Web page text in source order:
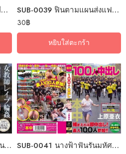
SUB-0038 หกเก้าท่าโปรดเมียโดดเล่นชู้ SUB-0039 ฟินตามแผนส่งแฟนให้อัด
30฿
หยิบใส่ตะกร้า
SUB-0040 ทีมเวิร์คคือคีย์งานดีกินรอบวง SUB-0041 นางฟ้าฟันรันมหัศจรรย์ร้อยดอ